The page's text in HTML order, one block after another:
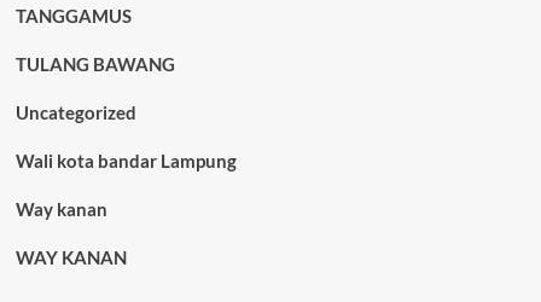
TANGGAMUS
TULANG BAWANG
Uncategorized
Wali kota bandar Lampung
Way kanan
WAY KANAN